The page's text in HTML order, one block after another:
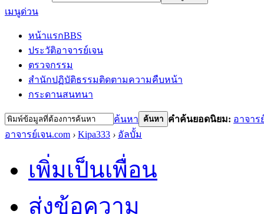
เมนูด่วน
หน้าแรกBBS
ประวัติอาจารย์เจน
ตรวจกรรม
สำนักปฏิบัติธรรมติดตามความคืบหน้า
กระดานสนทนา
ค้นหา ค้นหา คำค้นยอดนิยม: อาจาร
อาจารย์เจน.com › Kipa333 › อัลบั้ม
เพิ่มเป็นเพื่อน
ส่งข้อความ